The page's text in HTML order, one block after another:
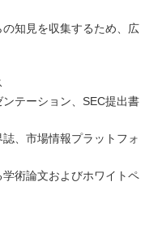
知見を収集するため、広
テーション、SEC提出書
、市場情報プラットフォ
術論文およびホワイトペ